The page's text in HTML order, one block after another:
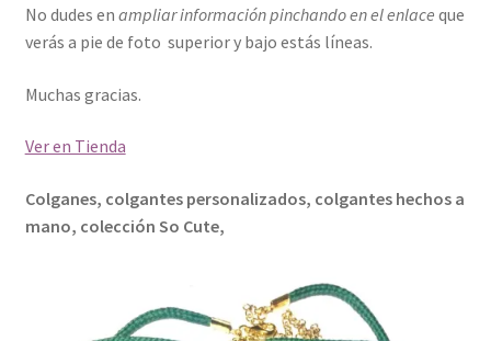
No dudes en ampliar información pinchando en el enlace que
verás a pie de foto superior y bajo estás líneas.
Muchas gracias.
Ver en Tienda
Colganes, colgantes personalizados, colgantes hechos a
mano, colección So Cute,